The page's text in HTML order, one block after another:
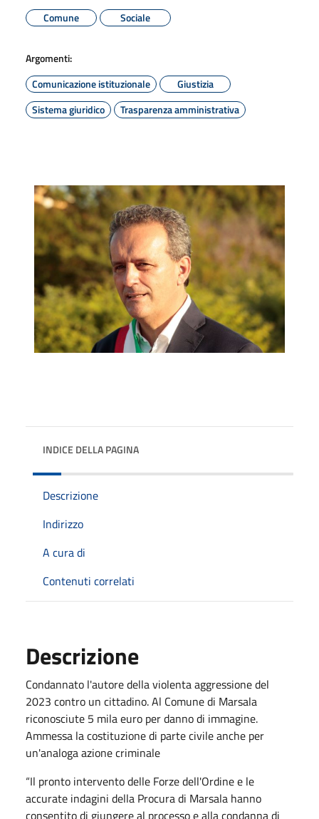
Comune
Sociale
Argomenti:
Comunicazione istituzionale
Giustizia
Sistema giuridico
Trasparenza amministrativa
INDICE DELLA PAGINA
Descrizione
Indirizzo
A cura di
Contenuti correlati
Descrizione
Condannato l'autore della violenta aggressione del
2023 contro un cittadino. Al Comune di Marsala
riconosciute 5 mila euro per danno di immagine.
Ammessa la costituzione di parte civile anche per
un'analoga azione criminale
“Il pronto intervento delle Forze dell'Ordine e le
accurate indagini della Procura di Marsala hanno
consentito di giungere al processo e alla condanna di